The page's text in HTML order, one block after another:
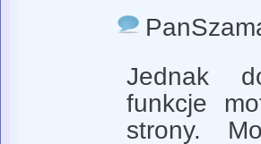
Jednak
funkcje
strony.